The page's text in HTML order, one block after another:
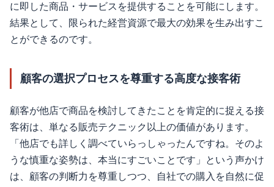
に即した商品・サービスを提供することを可能にします。
結果として、限られた経営資源で最大の効果を生み出すこ
とができるのです。
顧客の選択プロセスを尊重する高度な接客術
顧客が他店で商品を検討してきたことを肯定的に捉える接
客術は、単なる販売テクニック以上の価値があります。
「他店でも詳しく調べていらっしゃったんですね。そのよ
うな慎重な姿勢は、本当にすごいことです」という声かけ
は、顧客の判断力を尊重しつつ、自社での購入を自然に促